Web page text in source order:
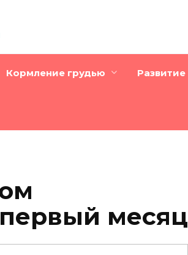
Кормление грудью Развитие
месяц